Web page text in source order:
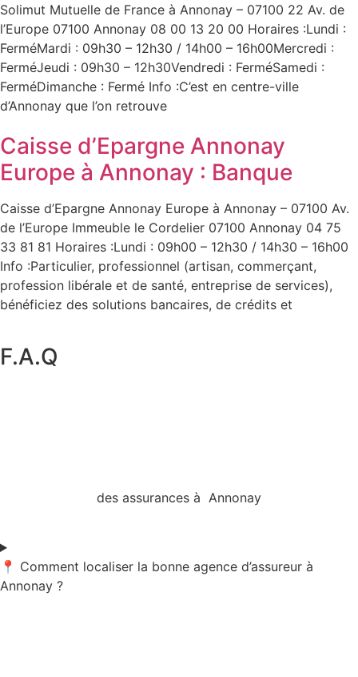
Solimut Mutuelle de France à Annonay – 07100 22 Av. de
l’Europe 07100 Annonay 08 00 13 20 00 Horaires :Lundi :
FerméMardi : 09h30 – 12h30 / 14h00 – 16h00Mercredi :
FerméJeudi : 09h30 – 12h30Vendredi : FerméSamedi :
FerméDimanche : Fermé Info :C’est en centre-ville
d’Annonay que l’on retrouve
Caisse d’Epargne Annonay
Europe à Annonay : Banque
Caisse d’Epargne Annonay Europe à Annonay – 07100 Av.
de l’Europe Immeuble le Cordelier 07100 Annonay 04 75
33 81 81 Horaires :Lundi : 09h00 – 12h30 / 14h30 – 16h00
Info :Particulier, professionnel (artisan, commerçant,
profession libérale et de santé, entreprise de services),
bénéficiez des solutions bancaires, de crédits et
F.A.Q
des assurances à Annonay
📍 Comment localiser la bonne agence d’assureur à
Annonay ?